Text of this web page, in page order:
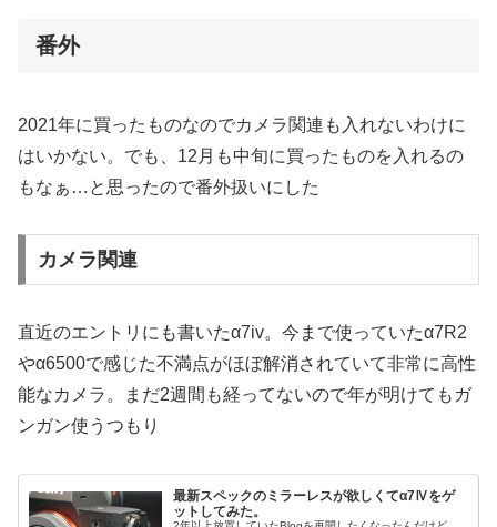
番外
2021年に買ったものなのでカメラ関連も入れないわけに
はいかない。でも、12月も中旬に買ったものを入れるの
もなぁ…と思ったので番外扱いにした
カメラ関連
直近のエントリにも書いたα7iv。今まで使っていたα7R2
やα6500で感じた不満点がほぼ解消されていて非常に高性
能なカメラ。まだ2週間も経ってないので年が明けてもガ
ンガン使うつもり
最新スペックのミラーレスが欲しくてα7Ⅳをゲ
ットしてみた。